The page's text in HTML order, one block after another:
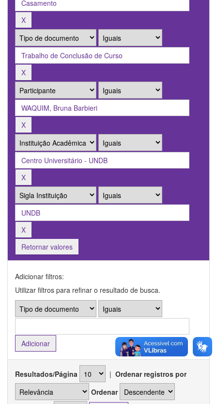
Retornar valores
Adicionar filtros:
Utilizar filtros para refinar o resultado de busca.
Resultados/Página | Ordenar registros por
Ordenar